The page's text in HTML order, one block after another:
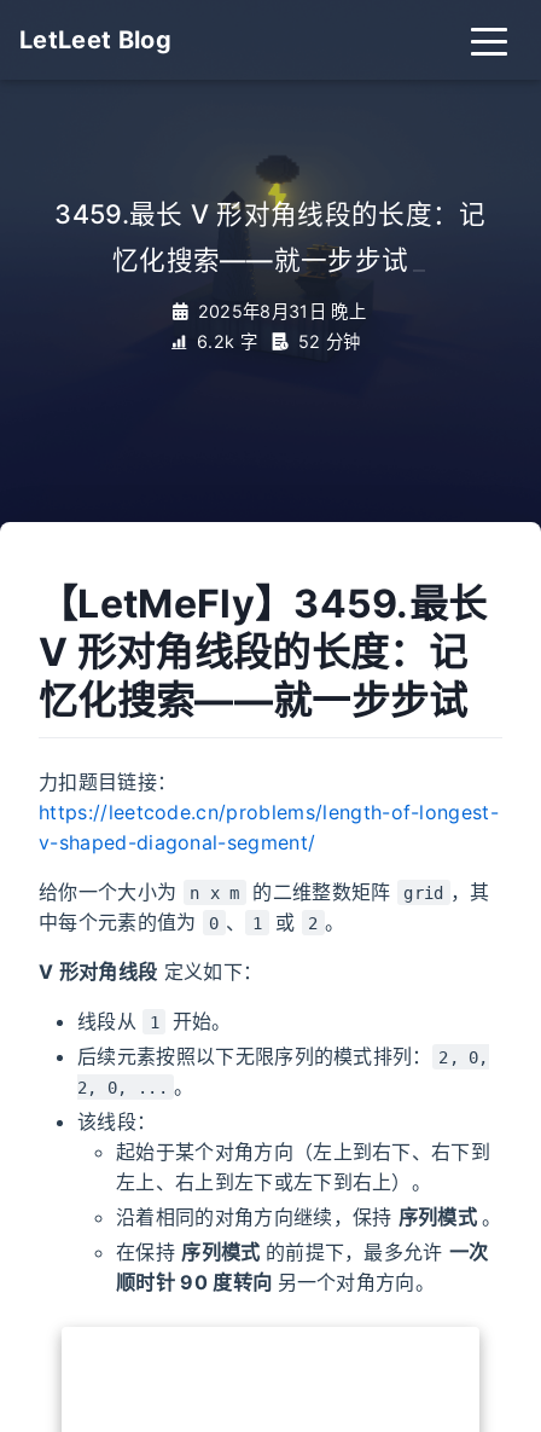
LetLeet Blog
3459.最长 V 形对角线段的长度：记
忆化搜索——就一步步试
2025年8月31日 晚上
6.2k 字
52 分钟
【LetMeFly】3459.最长
V 形对角线段的长度：记
忆化搜索——就一步步试
力扣题目链接：
https://leetcode.cn/problems/length-of-longest-
v-shaped-diagonal-segment/
给你一个大小为 n x m 的二维整数矩阵 grid ，其
中每个元素的值为
0 、 1 或 2 。
V 形对角线段 定义如下：
线段从 1
开始。
后续元素按照以下无限序列的模式排列：
2, 0,
2, 0, ... 。
该线段：
起始于某个对角方向（左上到右下、右下到
左上、右上到左下或左下到右上）。
沿着相同的对角方向继续，保持 序列模式。
在保持 序列模式 的前提下，最多允许一次
顺时针 90 度转向 另一个对角方向。